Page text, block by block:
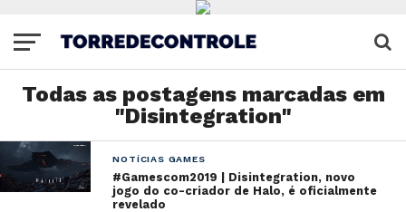
Todas as postagens marcadas em
"Disintegration"
NOTÍCIAS GAMES
#Gamescom2019 | Disintegration, novo
jogo do co-criador de Halo, é oficialmente
revelado